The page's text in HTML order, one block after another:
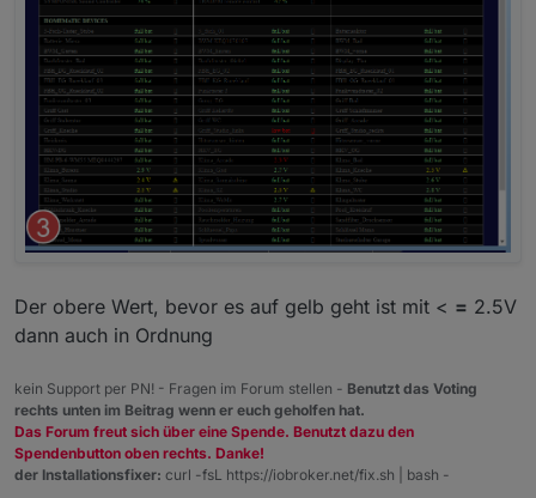
Der obere Wert, bevor es auf gelb geht ist mit < = 2.5V
dann auch in Ordnung
kein Support per PN! - Fragen im Forum stellen - Benutzt das Voting
rechts unten im Beitrag wenn er euch geholfen hat.
Das Forum freut sich über eine Spende. Benutzt dazu den
Spendenbutton oben rechts. Danke!
der Installationsfixer: curl -fsL https://iobroker.net/fix.sh | bash -